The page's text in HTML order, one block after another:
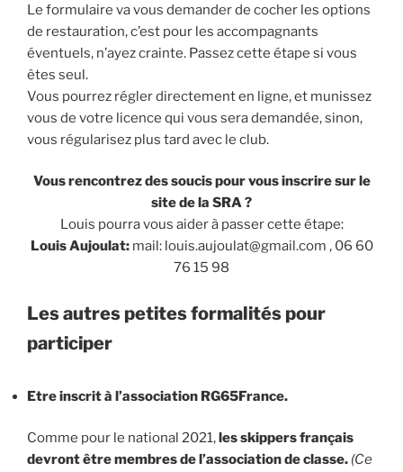
Le formulaire va vous demander de cocher les options
de restauration, c’est pour les accompagnants
éventuels, n’ayez crainte. Passez cette étape si vous
êtes seul.
Vous pourrez régler directement en ligne, et munissez
vous de votre licence qui vous sera demandée, sinon,
vous régularisez plus tard avec le club.
Vous rencontrez des soucis pour vous inscrire sur le
site de la SRA ?
Louis pourra vous aider à passer cette étape:
Louis Aujoulat:mail: louis.aujoulat@gmail.com , 06 60
76 15 98
Les autres petites formalités pour
participer
Etre inscrit à l’association RG65France.
Comme pour le national 2021,les skippers français
devront être membres de l’association de classe. (Ce